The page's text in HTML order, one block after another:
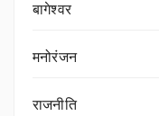
बागेश्वर
मनोरंजन
राजनीति